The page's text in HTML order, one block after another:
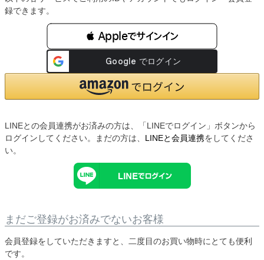
録できます。
 Appleでサインイン
LINEとの会員連携がお済みの方は、「LINEでログイン」ボタンから
ログインしてください。まだの方は、 LINEと会員連携をしてくださ
い。
まだご登録がお済みでないお客様
会員登録をしていただきますと、二度目のお買い物時にとても便利
です。